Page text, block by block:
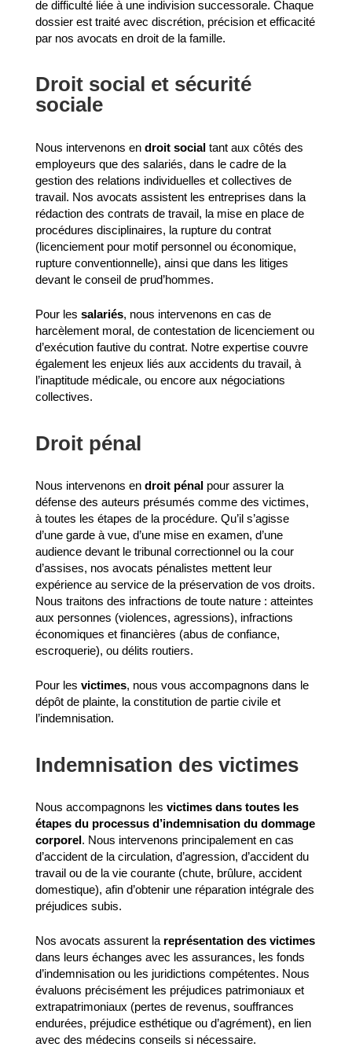
de difficulté liée à une indivision successorale. Chaque
dossier est traité avec discrétion, précision et efficacité
par nos avocats en droit de la famille.
Droit social et sécurité
sociale
Nous intervenons en droit socialtant aux côtés des
employeurs que des salariés, dans le cadre de la
gestion des relations individuelles et collectives de
travail. Nos avocats assistent les entreprises dans la
rédaction des contrats de travail, la mise en place de
procédures disciplinaires, la rupture du contrat
(licenciement pour motif personnel ou économique,
rupture conventionnelle), ainsi que dans les litiges
devant le conseil de prud’hommes.
Pour les salariés, nous intervenons en cas de
harcèlement moral, de contestation de licenciement ou
d’exécution fautive du contrat. Notre expertise couvre
également les enjeux liés aux accidents du travail, à
l’inaptitude médicale, ou encore aux négociations
collectives.
Droit pénal
Nous intervenons en droit pénalpour assurer la
défense des auteurs présumés comme des victimes,
à toutes les étapes de la procédure. Qu’il s’agisse
d’une garde à vue, d’une mise en examen, d’une
audience devant le tribunal correctionnel ou la cour
d’assises, nos avocats pénalistes mettent leur
expérience au service de la préservation de vos droits.
Nous traitons des infractions de toute nature : atteintes
aux personnes (violences, agressions), infractions
économiques et financières (abus de confiance,
escroquerie), ou délits routiers.
Pour les victimes, nous vous accompagnons dans le
dépôt de plainte, la constitution de partie civile et
l’indemnisation.
Indemnisation des victimes
Nous accompagnons les victimes dans toutes les
étapes du processus d’indemnisation du dommage
corporel. Nous intervenons principalement en cas
d’accident de la circulation, d’agression, d’accident du
travail ou de la vie courante (chute, brûlure, accident
domestique), afin d’obtenir une réparation intégrale des
préjudices subis.
Nos avocats assurent la représentation des victimes
dans leurs échanges avec les assurances, les fonds
d’indemnisation ou les juridictions compétentes. Nous
évaluons précisément les préjudices patrimoniaux et
extrapatrimoniaux (pertes de revenus, souffrances
endurées, préjudice esthétique ou d’agrément), en lien
avec des médecins conseils si nécessaire.